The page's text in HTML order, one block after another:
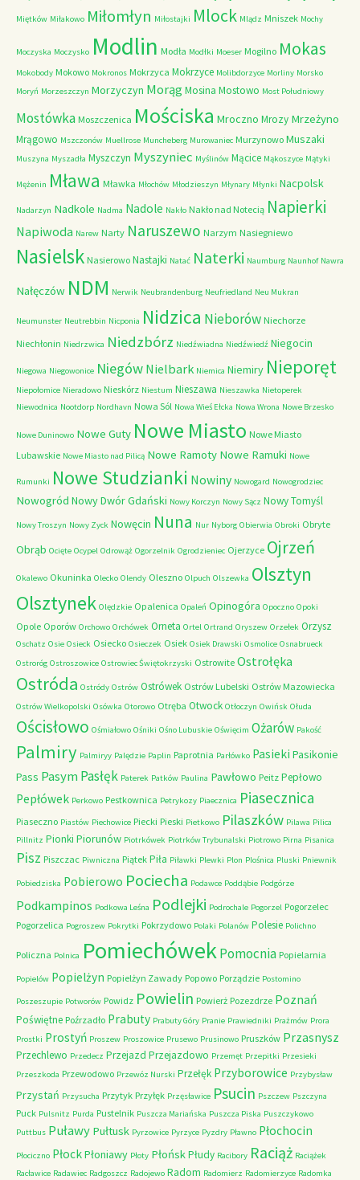
Miętków Miłakowo Miłomłyn Miłostajki Mlock Mlądz Mniszek Mochy
Moczyska Moczysko Modlin Modła Modłki Moeser Mogilno Mokas
Mokobody Mokowo Mokronos Mokrzyca Mokrzyce Molibdorzyce Morliny Morsko
Moryń Morzeszczyn Morzyczyn MorągMosina Mostowo Most Południowy
Mostówka Moszczenica Mościska Mroczno Mrozy Mrzeżyno
Mrągowo Mszczonów Muellrose Muncheberg Murowaniec Murzynowo Muszaki
Muszyna Myszadła Myszczyn Myszyniec Myślinów Mącice Mąkoszyce Mątyki
Mężenin Mława Mławka Młochów Młodzieszyn Młynary Młynki Nacpolsk
Nadarzyn Nadkole Nadma Nadole Nakło Nakło nad Notecią Napierki
Napiwoda Narew Narty Naruszewo Narzym Nasiegniewo
Nasielsk Nasierowo Nastajki Natać Naterki Naumburg Naunhof Nawra
Nałęczów NDM Nerwik Neubrandenburg Neufriedland Neu Mukran
Neumunster Neutrebbin Nicponia Nidzica Nieborów Niechorze
Niechłonin Niedrzwica Niedzbórz Niedźwiadna Niedźwiedź Niegocin
Niegowa Niegowonice Niegów Nielbark Niemica Niemiry Nieporęt
Niepołomice Nieradowo Nieskórz Niestum Nieszawa Nieszawka Nietoperek
Niewodnica Nootdorp Nordhavn Nowa Sól Nowa Wieś Ełcka Nowa Wrona Nowe Brzesko
Nowe Duninowo Nowe Guty Nowe Miasto Nowe Miasto
Lubawskie Nowe Miasto nad Pilicą Nowe Ramoty Nowe Ramuki Nowe
Rumunki Nowe Studzianki Nowiny Nowogard Nowogrodziec
Nowogród Nowy Dwór Gdański Nowy Korczyn Nowy Sącz Nowy Tomyśl
Nowy Troszyn Nowy Zyck Nowęcin Nuna Nur Nyborg Obierwia Obroki Obryte
Obrąb Ocięte Ocypel Odrowąż Ogorzelnik Ogrodzieniec Ojerzyce Ojrzeń
Okalewo Okuninka Olecko Olendy Oleszno Olpuch Olszewka Olsztyn
Olsztynek Olędzkie Opalenica Opaleń Opinogóra Opoczno Opoki
Opole Oporów Orchowo Orchówek Orneta Ortel Ortrand Oryszew Orzełek Orzysz
Oschatz Osie Osieck Osiecko Osieczek Osiek Osiek Drawski Osmolice Osnabrueck
Ostroróg Ostroszowice Ostrowiec Świętokrzyski Ostrowite Ostrołęka
Ostróda Ostródy Ostrów Ostrówek Ostrów Lubelski Ostrów Mazowiecka
Ostrów Wielkopolski Osówka Otorowo Otręba Otwock Otłoczyn Owińsk Ołuda
Ościsłowo Ośmiałowo Ośniki Ośno Lubuskie Oświęcim Ożarów Pakość
Palmiry Palmiryy Palędzie Paplin Paprotnia Parłówko Pasieki Pasikonie
Pass PasymPasłęk Paterek Patków Paulina Pawłowo Peitz Pepłowo
Pepłówek Perkowo Pestkownica Petrykozy Piaecznica Piasecznica
Piaseczno Piastów Piechowice Piecki Pieski Pietkowo Pilaszków Pilawa Pilica
Pillnitz Pionki Piorunów Piotrkówek Piotrków Trybunalski Piotrowo Pirna Pisanica
Pisz Piszczac Piwniczna Piątek Piła Piławki Plewki Plon Plośnica Pluski Pniewnik
Pobiedziska Pobierowo Pociecha Podawce Poddąbie Podgórze
Podkampinos Podkowa Leśna Podlejki Podrochale Pogorzel Pogorzelec
Pogorzelica Pogroszew Pokrytki Pokrzydowo Polaki Polanów Polesie Polichno
Policzna Polnica PomiechówekPomocnia Popielarnia
Popielów Popielżyn Popielżyn Zawady Popowo Porządzie Postomino
Poszeszupie Potworów Powidz Powielin Powierż Pozezdrze Poznań
Poświętne Poźrzadło Prabuty Prabuty Góry Pranie Prawiedniki Prażmów Prora
Prostki Prostyń Proszew Proszowice Prusewo Prusinowo Pruszków Przasnysz
Przechlewo Przedecz Przejazd Przejazdowo Przemęt Przepitki Przesieki
Przeszkoda Przewodowo Przewóz Nurski Przełęk Przyborowice Przybysław
Przystań Przysucha Przytyk Przyłęk Przęsławice Psucin Pszczew Pszczyna
Puck Pulsnitz Purda Pustelnik Puszcza Mariańska Puszcza Piska Puszczykowo
Puttbus Puławy Pułtusk Pyrzowice Pyrzyce Pyzdry Pławno Płochocin
Płociczno PłockPłoniawy Płoty PłońskPłudy Racibory Raciąż Raciążek
Racławice Radawiec Radgoszcz Radojewo Radom Radomierz Radomierzyce Radomka